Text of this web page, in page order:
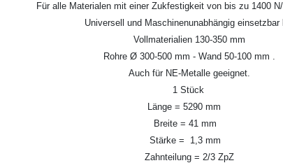
Für alle Materialen mit einer Zukfestigkeit von bis zu 1400
Universell und Maschinenunabhängig einsetzbar
Vollmaterialien 130-350 mm
Rohre Ø 300-500 mm - Wand 50-100 mm .
Auch für NE-Metalle geeignet.
1 Stück
Länge = 5290 mm
Breite = 41 mm
Stärke = 1,3 mm
Zahnteilung = 2/3 ZpZ